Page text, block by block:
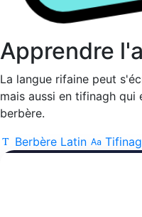
Apprendre
La langue rifaine peut
mais aussi en tifinagh
berbère.
Berbère Latin